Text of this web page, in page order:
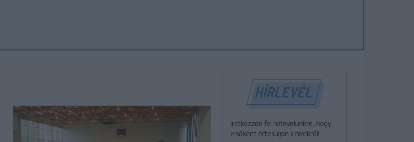
HÍRLEVÉL
Iratkozzon fel hírlevelünkre, hogy
elsőként értesüljön a hírekről!